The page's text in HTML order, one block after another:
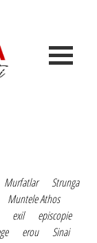
Murfatlar
Strunga
Muntele Athos
exil
episcopie
erou
Sinai